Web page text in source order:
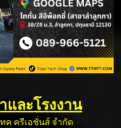
และโรงงาน
ค ครีเอชั่นส์ จำกัด